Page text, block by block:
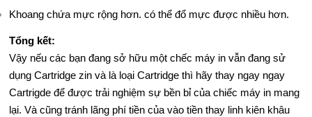
Khoang chứa mực rộng hơn. có thể đổ mực được nhiều hơn.
Tổng kết:
Vậy nếu các bạn đang sở hữu một chếc máy in vẫn đang sử
dụng Cartridge zin và là loại Cartridge thì hãy thay ngay ngay
Cartrigde để được trải nghiệm sự bền bỉ của chiếc máy in mang
lại. Và cũng tránh lãng phí tiền của vào tiền thay linh kiên khâu